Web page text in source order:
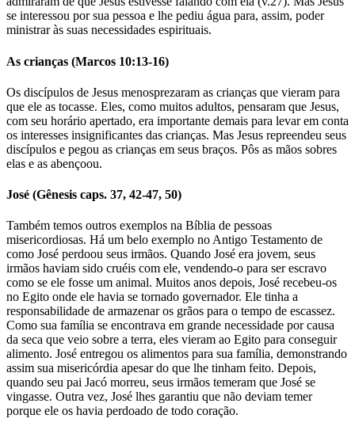
se interessou por sua pessoa e lhe pediu água para, assim, poder
ministrar às suas necessidades espirituais.
As crianças (Marcos 10:13-16)
Os discípulos de Jesus menosprezaram as crianças que vieram para
que ele as tocasse. Eles, como muitos adultos, pensaram que Jesus,
com seu horário apertado, era importante demais para levar em conta
os interesses insignificantes das crianças. Mas Jesus repreendeu seus
discípulos e pegou as crianças em seus braços. Pôs as mãos sobres
elas e as abençoou.
José (Gênesis caps. 37, 42-47, 50)
Também temos outros exemplos na Bíblia de pessoas
misericordiosas. Há um belo exemplo no Antigo Testamento de
como José perdoou seus irmãos. Quando José era jovem, seus
irmãos haviam sido cruéis com ele, vendendo-o para ser escravo
como se ele fosse um animal. Muitos anos depois, José recebeu-os
no Egito onde ele havia se tornado governador. Ele tinha a
responsabilidade de armazenar os grãos para o tempo de escassez.
Como sua família se encontrava em grande necessidade por causa
da seca que veio sobre a terra, eles vieram ao Egito para conseguir
alimento. José entregou os alimentos para sua família, demonstrando
assim sua misericórdia apesar do que lhe tinham feito. Depois,
quando seu pai Jacó morreu, seus irmãos temeram que José se
vingasse. Outra vez, José lhes garantiu que não deviam temer
porque ele os havia perdoado de todo coração.